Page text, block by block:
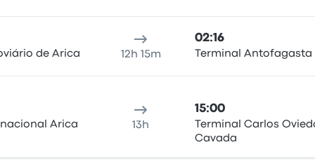
de Arica 12h 15m
02:16
Terminal Antofagasta
Arica 13h
15:00
Terminal Carlos
Cavada